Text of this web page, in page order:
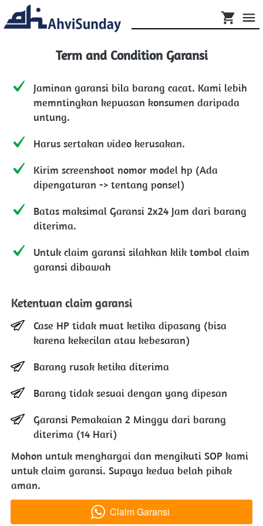
Term and Condition Garansi
Jaminan garansi bila barang cacat. Kami lebih
memntingkan kepuasan konsumen daripada
untung.
Harus sertakan video kerusakan.
Kirim screenshoot nomor model hp (Ada
dipengaturan -> tentang ponsel)
Batas maksimal Garansi 2x24 Jam dari barang
diterima.
Untuk claim garansi silahkan klik tombol claim
garansi dibawah
Ketentuan claim garansi
Case HP tidak muat ketika dipasang (bisa
karena kekecilan atau kebesaran)
Barang rusak ketika diterima
Barang tidak sesuai dengan yang dipesan
Garansi Pemakaian 2 Minggu dari barang
diterima (14 Hari)
Mohon untuk menghargai dan mengikuti SOP kami
untuk claim garansi. Supaya kedua belah pihak
aman.
` Claim Garansi